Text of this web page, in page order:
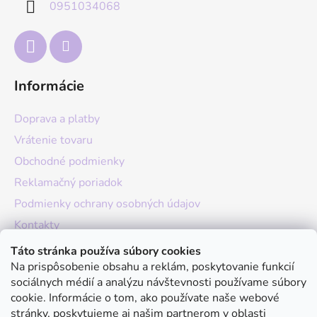
Táto stránka používa súbory cookies
Na prispôsobenie obsahu a reklám, poskytovanie funkcií
sociálnych médií a analýzu návštevnosti používame súbory
cookie. Informácie o tom, ako používate naše webové
stránky, poskytujeme aj našim partnerom v oblasti
0951034068
Informácie
Doprava a platby
Vrátenie tovaru
Obchodné podmienky
Reklamačný poriadok
Podmienky ochrany osobných údajov
Kontakty
O nás
Hodnotenie obchodu
Moja objednávka